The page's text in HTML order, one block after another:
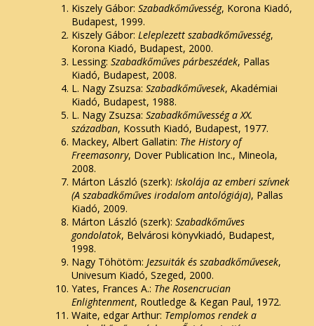
Kiszely Gábor:Szabadkőművesség, Korona Kiadó,
Budapest, 1999.
Kiszely Gábor:Leleplezett szabadkőművesség,
Korona Kiadó, Budapest, 2000.
Lessing:Szabadkőműves párbeszédek, Pallas
Kiadó, Budapest, 2008.
L. Nagy Zsuzsa:Szabadkőművesek, Akadémiai
Kiadó, Budapest, 1988.
L. Nagy Zsuzsa:Szabadkőművesség a XX.
században, Kossuth Kiadó, Budapest, 1977.
Mackey, Albert Gallatin: The History of
Freemasonry, Dover Publication Inc., Mineola,
2008.
Márton László (szerk):Iskolája az emberi szívnek
(A szabadkőműves irodalom antológiája), Pallas
Kiadó, 2009.
Márton László (szerk):Szabadkőműves
gondolatok, Belvárosi könyvkiadó, Budapest,
1998.
Nagy Töhötöm:Jezsuiták és szabadkőművesek,
Univesum Kiadó, Szeged, 2000.
Yates, Frances A.: The Rosencrucian
Enlightenment, Routledge & Kegan Paul, 1972.
Waite, edgar Arthur: Templomos rendek a